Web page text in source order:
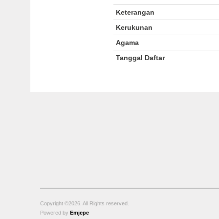
Keterangan
Kerukunan
Agama
Tanggal Daftar
Copyright ©2026. All Rights reserved.
Powered by Emjepe